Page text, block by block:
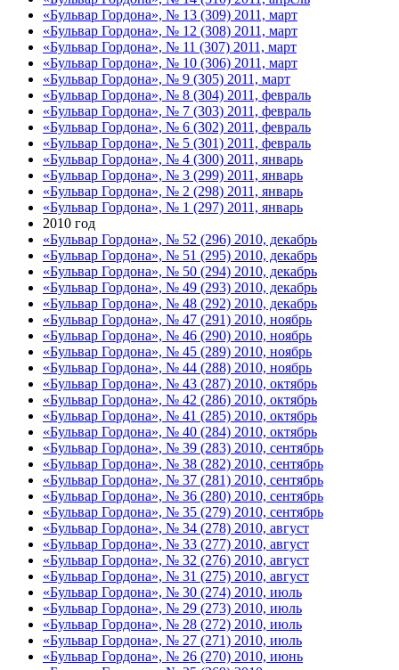
«Бульвар Гордона», № 13 (309) 2011, март
«Бульвар Гордона», № 12 (308) 2011, март
«Бульвар Гордона», № 11 (307) 2011, март
«Бульвар Гордона», № 10 (306) 2011, март
«Бульвар Гордона», № 9 (305) 2011, март
«Бульвар Гордона», № 8 (304) 2011, февраль
«Бульвар Гордона», № 7 (303) 2011, февраль
«Бульвар Гордона», № 6 (302) 2011, февраль
«Бульвар Гордона», № 5 (301) 2011, февраль
«Бульвар Гордона», № 4 (300) 2011, январь
«Бульвар Гордона», № 3 (299) 2011, январь
«Бульвар Гордона», № 2 (298) 2011, январь
«Бульвар Гордона», № 1 (297) 2011, январь
2010 год
«Бульвар Гордона», № 52 (296) 2010, декабрь
«Бульвар Гордона», № 51 (295) 2010, декабрь
«Бульвар Гордона», № 50 (294) 2010, декабрь
«Бульвар Гордона», № 49 (293) 2010, декабрь
«Бульвар Гордона», № 48 (292) 2010, декабрь
«Бульвар Гордона», № 47 (291) 2010, ноябрь
«Бульвар Гордона», № 46 (290) 2010, ноябрь
«Бульвар Гордона», № 45 (289) 2010, ноябрь
«Бульвар Гордона», № 44 (288) 2010, ноябрь
«Бульвар Гордона», № 43 (287) 2010, октябрь
«Бульвар Гордона», № 42 (286) 2010, октябрь
«Бульвар Гордона», № 41 (285) 2010, октябрь
«Бульвар Гордона», № 40 (284) 2010, октябрь
«Бульвар Гордона», № 39 (283) 2010, сентябрь
«Бульвар Гордона», № 38 (282) 2010, сентябрь
«Бульвар Гордона», № 37 (281) 2010, сентябрь
«Бульвар Гордона», № 36 (280) 2010, сентябрь
«Бульвар Гордона», № 35 (279) 2010, сентябрь
«Бульвар Гордона», № 34 (278) 2010, август
«Бульвар Гордона», № 33 (277) 2010, август
«Бульвар Гордона», № 32 (276) 2010, август
«Бульвар Гордона», № 31 (275) 2010, август
«Бульвар Гордона», № 30 (274) 2010, июль
«Бульвар Гордона», № 29 (273) 2010, июль
«Бульвар Гордона», № 28 (272) 2010, июль
«Бульвар Гордона», № 27 (271) 2010, июль
«Бульвар Гордона», № 26 (270) 2010, июнь